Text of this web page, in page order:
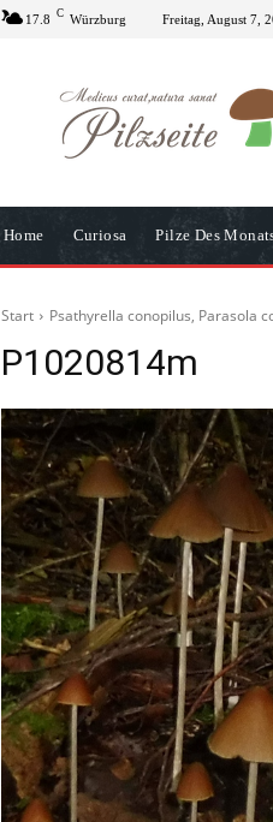
17.8 C Würzburg Freitag, August 7,
Home Curiosa Pilze Des
Start Psathyrella conopilus, Parasola
P1020814m